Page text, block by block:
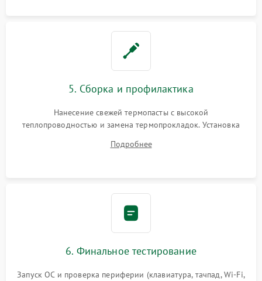
5. Сборка и профилактика
Нанесение свежей термопасты с высокой
теплопроводностью и замена термопрокладок. Установка
шлейфов, модулей памяти и накопителей. Предварительная
Подробнее
6. Финальное тестирование
Запуск ОС и проверка периферии (клавиатура, тачпад, Wi-Fi,